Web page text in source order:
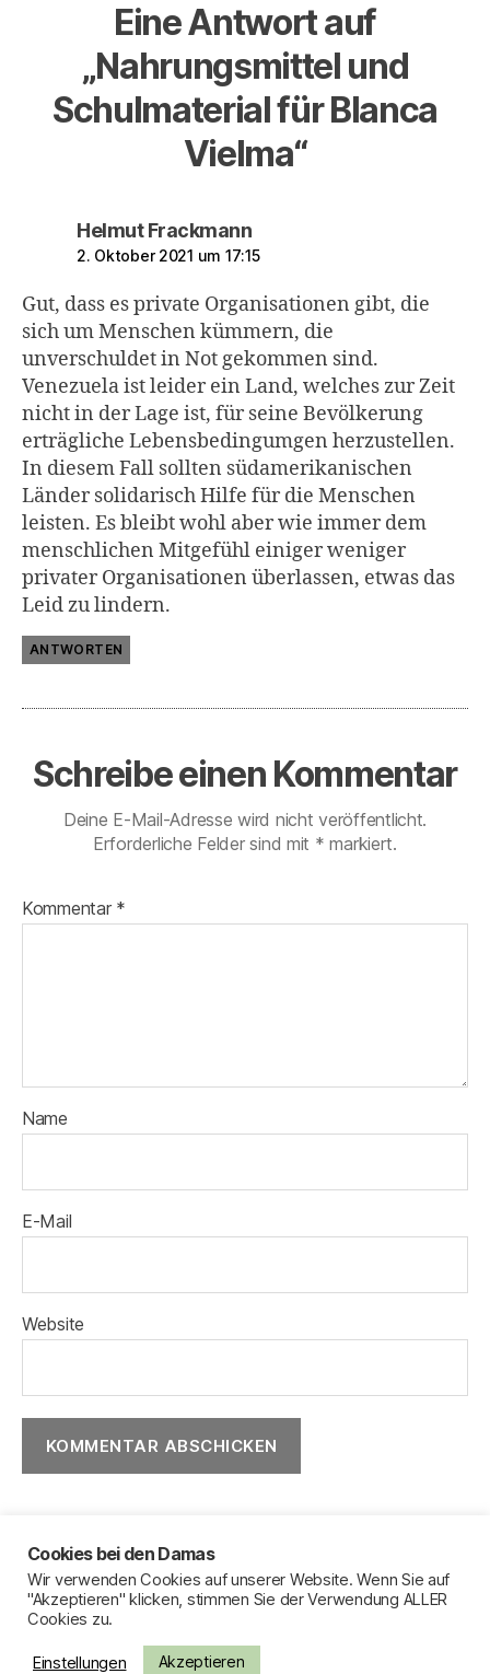
Eine Antwort auf
„Nahrungsmittel und
Schulmaterial für Blanca
Vielma“
Helmut Frackmannsagt:
2. Oktober 2021 um 17:15
Gut, dass es private Organisationen gibt, die
sich um Menschen kümmern, die
unverschuldet in Not gekommen sind.
Venezuela ist leider ein Land, welches zur Zeit
nicht in der Lage ist, für seine Bevölkerung
erträgliche Lebensbedingumgen herzustellen.
In diesem Fall sollten südamerikanischen
Länder solidarisch Hilfe für die Menschen
leisten. Es bleibt wohl aber wie immer dem
menschlichen Mitgefühl einiger weniger
privater Organisationen überlassen, etwas das
Leid zu lindern.
ANTWORTEN
Schreibe einen Kommentar
Deine E-Mail-Adresse wird nicht veröffentlicht.
Erforderliche Felder sind mit * markiert.
Kommentar *
Name
E-Mail
Website
Impressum
Datenschutzerklärung
Kontakt
Cookies bei den Damas
Wir verwenden Cookies auf unserer Website. Wenn Sie auf
"Akzeptieren" klicken, stimmen Sie der Verwendung ALLER
Cookies zu.
Einstellungen Akzeptieren